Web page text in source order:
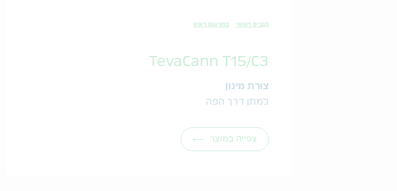
קנביס רפואי במרשם רופא
TevaCann T15/C3
צורת מינון
למתן דרך הפה
צפייה במוצר